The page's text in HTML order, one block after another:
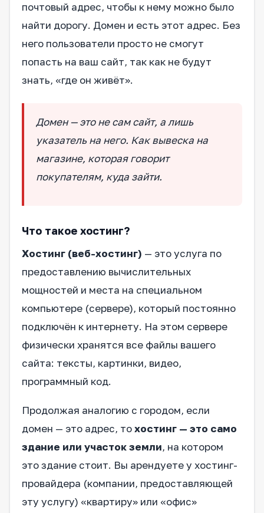
почтовый адрес, чтобы к нему можно было
найти дорогу. Домен и есть этот адрес. Без
него пользователи просто не смогут
попасть на ваш сайт, так как не будут
знать, «где он живёт».
Домен — это не сам сайт, а лишь
указатель на него. Как вывеска на
магазине, которая говорит
покупателям, куда зайти.
Что такое хостинг?
Хостинг (веб-хостинг) — это услуга по
предоставлению вычислительных
мощностей и места на специальном
компьютере (сервере), который постоянно
подключён к интернету. На этом сервере
физически хранятся все файлы вашего
сайта: тексты, картинки, видео,
программный код.
Продолжая аналогию с городом, если
домен — это адрес, тохостинг — это само
здание или участок земли, на котором
это здание стоит. Вы арендуете у хостинг-
провайдера (компании, предоставляющей
эту услугу) «квартиру» или «офис»